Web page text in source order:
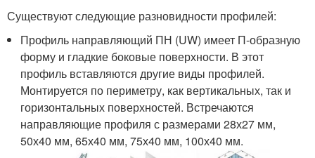
Существуют следующие разновидности профилей:
Профиль направляющий ПН (UW) имеет П-образную
форму и гладкие боковые поверхности. В этот
профиль вставляются другие виды профилей.
Монтируется по периметру, как вертикальных, так и
горизонтальных поверхностей. Встречаются
направляющие профиля с размерами 28х27 мм,
50х40 мм, 65х40 мм, 75х40 мм, 100х40 мм.